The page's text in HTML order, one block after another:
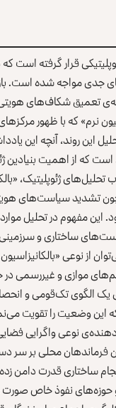
قرار گرفته
جدی مواجه شده است.
تعمیق شکاف‌های
نرم» که با ظهور
این روند، آنچه این
که از اهمیت بنیادین
تحلیل‌های ژئوپلیتیک،
تشدید سیاست‌های
مفهوم در تحلیل
ساختاری و
از نوعی
موازی و غیررسمی
تک‌قومی و
وضعیت را تقویت
نوعی واگرایی
محلی بر سر
قدرت دامن زده
نفوذ خاص صورت